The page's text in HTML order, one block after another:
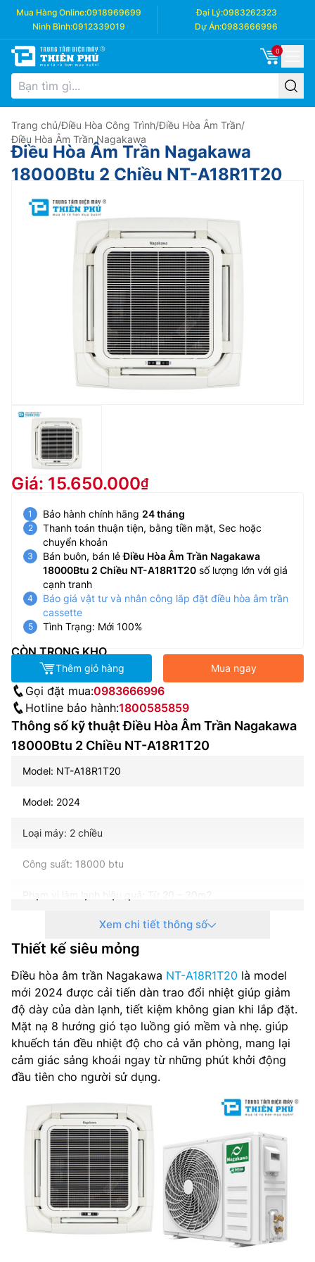
Mua Hàng Online:0918969699 Đại Lý:0983262323
Ninh Bình:0912339019 Dự Án:0983666996
0
Trang chủ/Điều Hòa Công Trình/Điều Hòa Âm Trần/
Điều Hòa Âm Trần Nagakawa
Điều Hòa Âm Trần Nagakawa
18000Btu 2 Chiều NT-A18R1T20
Giá: 15.650.000
Bảo hành chính hãng 24 tháng
Thanh toán thuận tiện, bằng tiền mặt, Sec hoặc
chuyển khoản
Bán buôn, bán lẻĐiều Hòa Âm Trần Nagakawa
18000Btu 2 Chiều NT-A18R1T20 số lượng lớn với giá
cạnh tranh
Báo giá vật tư và nhân công lắp đặt điều hòa âm trần
cassette
Tình Trạng: Mới 100%
CÒN TRONG KHO
Thêm giỏ hàng Mua ngay
Gọi đặt mua:0983666996
Hotline bảo hành:1800585859
Thông số kỹ thuật Điều Hòa Âm Trần Nagakawa
18000Btu 2 Chiều NT-A18R1T20
Model: NT-A18R1T20
Model: 2024
Loại máy: 2 chiều
Công suất: 18000 btu
Phạm vi làm lạnh hiệu quả: Từ 20 – 30m2
Lưu lượng gió lạnh tối đa: 1100 m3/phút
Điện năng tiêu thụ làm lạnh: 1,732 W
Điện năng tiêu thụ sưởi ấm: 1671 W
Điện nguồn: 220-240 V, 50-60 Hz
Môi chất lạnh R410a
Kích thước mặt nạ: 950x45x950 mm
Trọng lượng mặt nạ: 6 kg
Kích thước dàn lạnh: 830x230x830 mm
Trọng lượng dàn lạnh: 22 kg
Kích thước dàn nóng: 845x330x700 mm
Trọng lượng dàn nóng: 34 kg
Xem chi tiết thông số
Thiết kế siêu mỏng
Điều hòa âm trần Nagakawa NT-A18R1T20 là model
mới 2024 được cải tiến dàn trao đổi nhiệt giúp giảm
độ dày của dàn lạnh, tiết kiệm không gian khi lắp đặt.
Mặt nạ 8 hướng gió tạo luồng gió mềm và nhẹ. giúp
khuếch tán đều nhiệt độ cho cả văn phòng, mang lại
cảm giác sảng khoái ngay từ những phút khởi động
đầu tiên cho người sử dụng.